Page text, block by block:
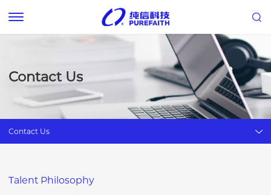
Contact Us
Contact Us
Talent Philosophy